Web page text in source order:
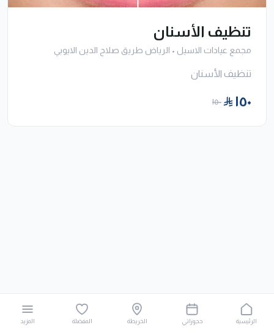
تنظيف الأسنان
مجمع عيادات الاسيل • الرياض طريق صلاح الدين الايوبي
تنظيف الأسنان
١٥٠ ١٥٠
الرئيسية حجوزاتي الخريطة المفضلة المزيد